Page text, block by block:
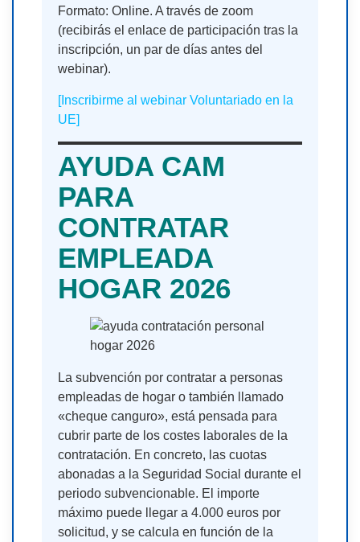
Formato: Online. A través de zoom
(recibirás el enlace de participación tras la
inscripción, un par de días antes del
webinar).
[Inscribirme al webinar Voluntariado en la
UE]
AYUDA CAM
PARA
CONTRATAR
EMPLEADA
HOGAR 2026
La subvención por contratar a personas
empleadas de hogar o también llamado
«cheque canguro», está pensada para
cubrir parte de los costes laborales de la
contratación. En concreto, las cuotas
abonadas a la Seguridad Social durante el
periodo subvencionable. El importe
máximo puede llegar a 4.000 euros por
solicitud, y se calcula en función de la